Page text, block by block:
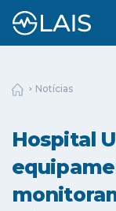
Notícias
Hospital